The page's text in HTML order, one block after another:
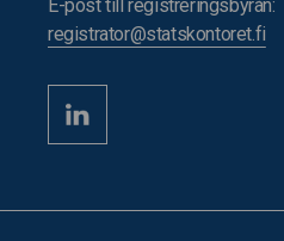
E-post till registreringsbyrån:
registrator@statskontoret.fi